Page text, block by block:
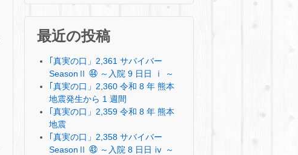
最近の投稿
｢真実の口」2,361 サバイバー
SeasonⅡ ㊹ ～入院 9 日日 ⅰ ～
｢真実の口」2,360 令和 8 年 熊本
地震発生から 1 週間
｢真実の口」2,359 令和 8 年 熊本
地震
｢真実の口」2,358 サバイバー
SeasonⅡ ㊸ ～入院 8 日日 ⅳ ～